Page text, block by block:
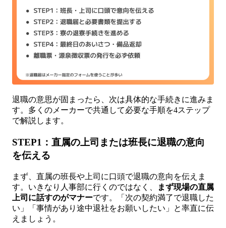
退職の意思が固まったら、次は具体的な手続きに進みま
す。多くのメーカーで共通して必要な手順を4ステップ
で解説します。
STEP1：直属の上司または班長に退職の意向
を伝える
まず、直属の班長や上司に口頭で退職の意向を伝えま
す。いきなり人事部に行くのではなく、
まず現場の直属
上司に話すのがマナーです。「次の契約満了で退職した
い」「事情があり途中退社をお願いしたい」と率直に伝
えましょう。